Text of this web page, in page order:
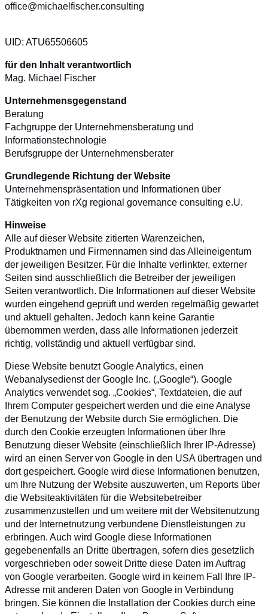
office@michaelfischer.consulting
UID: ATU65506605
für den Inhalt verantwortlich
Mag. Michael Fischer
Unternehmensgegenstand
Beratung
Fachgruppe der Unternehmensberatung und
Informationstechnologie
Berufsgruppe der Unternehmensberater
Grundlegende Richtung der Website
Unternehmenspräsentation und Informationen über
Tätigkeiten von rXg regional governance consulting e.U.
Hinweise
Alle auf dieser Website zitierten Warenzeichen,
Produktnamen und Firmennamen sind das Alleineigentum
der jeweiligen Besitzer. Für die Inhalte verlinkter, externer
Seiten sind ausschließlich die Betreiber der jeweiligen
Seiten verantwortlich. Die Informationen auf dieser Website
wurden eingehend geprüft und werden regelmäßig gewartet
und aktuell gehalten. Jedoch kann keine Garantie
übernommen werden, dass alle Informationen jederzeit
richtig, vollständig und aktuell verfügbar sind.
Diese Website benutzt Google Analytics, einen
Webanalysedienst der Google Inc. („Google“). Google
Analytics verwendet sog. „Cookies“, Textdateien, die auf
Ihrem Computer gespeichert werden und die eine Analyse
der Benutzung der Website durch Sie ermöglichen. Die
durch den Cookie erzeugten Informationen über Ihre
Benutzung dieser Website (einschließlich Ihrer IP-Adresse)
wird an einen Server von Google in den USA übertragen und
dort gespeichert. Google wird diese Informationen benutzen,
um Ihre Nutzung der Website auszuwerten, um Reports über
die Websiteaktivitäten für die Websitebetreiber
zusammenzustellen und um weitere mit der Websitenutzung
und der Internetnutzung verbundene Dienstleistungen zu
erbringen. Auch wird Google diese Informationen
gegebenenfalls an Dritte übertragen, sofern dies gesetzlich
vorgeschrieben oder soweit Dritte diese Daten im Auftrag
von Google verarbeiten. Google wird in keinem Fall Ihre IP-
Adresse mit anderen Daten von Google in Verbindung
bringen. Sie können die Installation der Cookies durch eine